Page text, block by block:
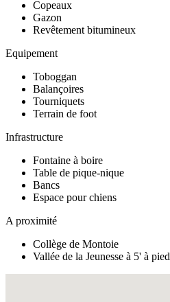
Copeaux
Gazon
Revêtement bitumineux
Equipement
Toboggan
Balançoires
Tourniquets
Terrain de foot
Infrastructure
Fontaine à boire
Table de pique-nique
Bancs
Espace pour chiens
A proximité
Collège de Montoie
Vallée de la Jeunesse à 5' à pied